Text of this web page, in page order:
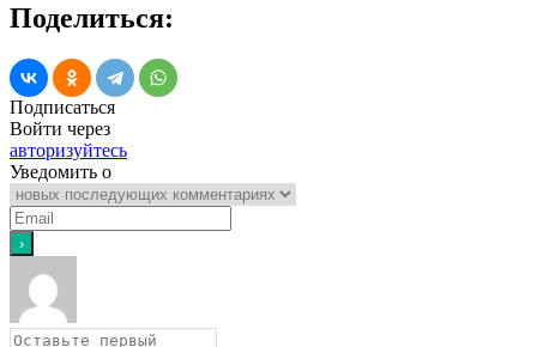
Поделиться:
Подписаться
Войти через
авторизуйтесь
Уведомить о